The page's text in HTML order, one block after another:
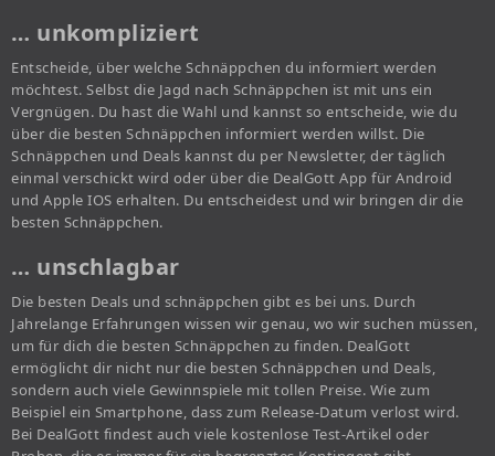
… unkompliziert
Entscheide, über welche Schnäppchen du informiert werden
möchtest. Selbst die Jagd nach Schnäppchen ist mit uns ein
Vergnügen. Du hast die Wahl und kannst so entscheide, wie du
über die besten Schnäppchen informiert werden willst. Die
Schnäppchen und Deals kannst du per Newsletter, der täglich
einmal verschickt wird oder über die DealGott App für Android
und Apple IOS erhalten. Du entscheidest und wir bringen dir die
besten Schnäppchen.
… unschlagbar
Die besten Deals und schnäppchen gibt es bei uns. Durch
Jahrelange Erfahrungen wissen wir genau, wo wir suchen müssen,
um für dich die besten Schnäppchen zu finden. DealGott
ermöglicht dir nicht nur die besten Schnäppchen und Deals,
sondern auch viele Gewinnspiele mit tollen Preise. Wie zum
Beispiel ein Smartphone, dass zum Release-Datum verlost wird.
Bei DealGott findest auch viele kostenlose Test-Artikel oder